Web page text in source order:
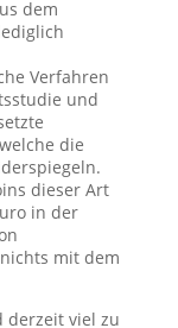
dem
Verfahren
und
die
dieser Art
in der
mit dem
derzeit viel zu